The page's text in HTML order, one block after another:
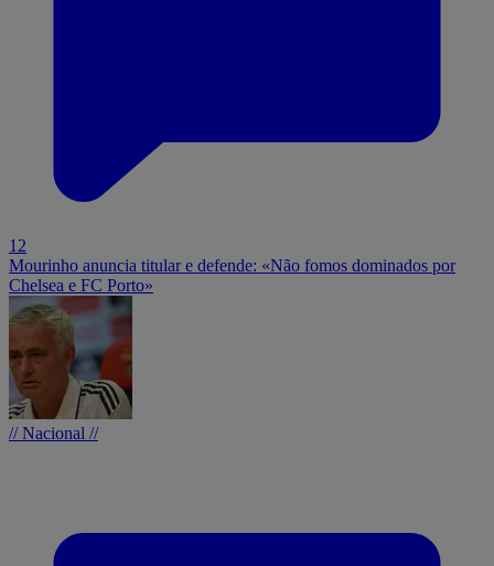
12
Mourinho anuncia titular e defende: «Não fomos dominados por
Chelsea e FC Porto»
// Nacional //